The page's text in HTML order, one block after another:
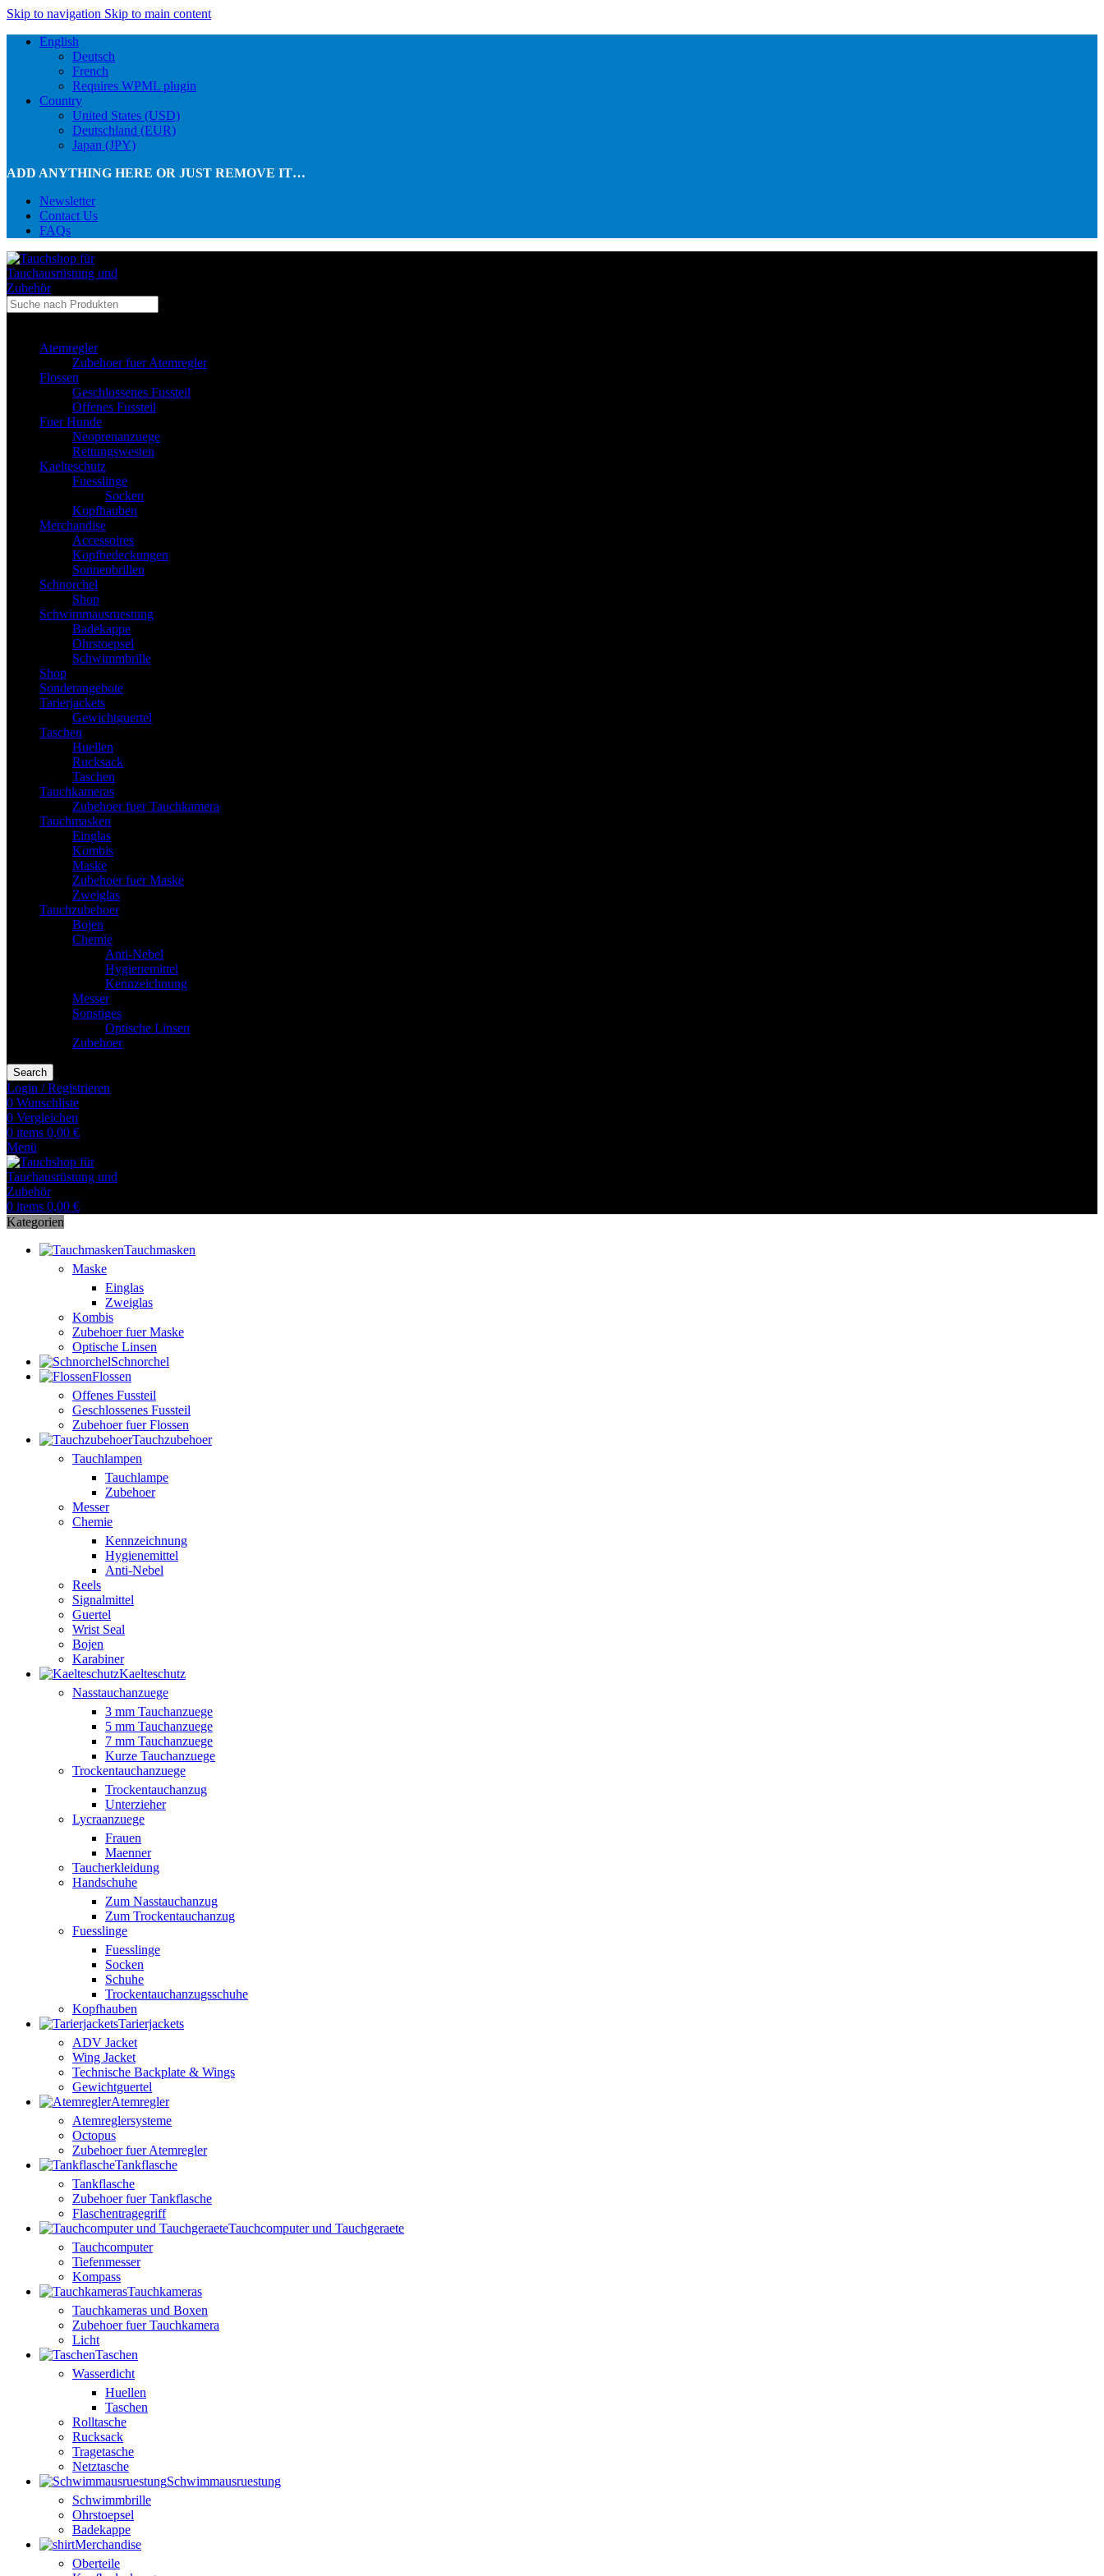
Skip to navigation Skip to main content
English
Deutsch
French
Requires WPML plugin
Country
United States (USD)
Deutschland (EUR)
Japan (JPY)
ADD ANYTHING HERE OR JUST REMOVE IT…
Newsletter
Contact Us
FAQs
Atemregler
Zubehoer fuer Atemregler
Flossen
Geschlossenes Fussteil
Offenes Fussteil
Fuer Hunde
Neoprenanzuege
Rettungswesten
Kaelteschutz
Fuesslinge
Socken
Kopfhauben
Merchandise
Accessoires
Kopfbedeckungen
Sonnenbrillen
Schnorchel
Shop
Schwimmausruestung
Badekappe
Ohrstoepsel
Schwimmbrille
Shop
Sonderangebote
Tarierjackets
Gewichtguertel
Taschen
Huellen
Rucksack
Taschen
Tauchkameras
Zubehoer fuer Tauchkamera
Tauchmasken
Einglas
Kombis
Maske
Zubehoer fuer Maske
Zweiglas
Tauchzubehoer
Bojen
Chemie
Anti-Nebel
Hygienemittel
Kennzeichnung
Messer
Sonstiges
Optische Linsen
Zubehoer
Search
Login / Registrieren
0 Wunschliste
0 Vergleichen
0 items 0,00 €
Menü
0 items 0,00 €
Kategorien
Tauchmasken
Maske
Einglas
Zweiglas
Kombis
Zubehoer fuer Maske
Optische Linsen
Schnorchel
Flossen
Offenes Fussteil
Geschlossenes Fussteil
Zubehoer fuer Flossen
Tauchzubehoer
Tauchlampen
Tauchlampe
Zubehoer
Messer
Chemie
Kennzeichnung
Hygienemittel
Anti-Nebel
Reels
Signalmittel
Guertel
Wrist Seal
Bojen
Karabiner
Kaelteschutz
Nasstauchanzuege
3 mm Tauchanzuege
5 mm Tauchanzuege
7 mm Tauchanzuege
Kurze Tauchanzuege
Trockentauchanzuege
Trockentauchanzug
Unterzieher
Lycraanzuege
Frauen
Maenner
Taucherkleidung
Handschuhe
Zum Nasstauchanzug
Zum Trockentauchanzug
Fuesslinge
Fuesslinge
Socken
Schuhe
Trockentauchanzugsschuhe
Kopfhauben
Tarierjackets
ADV Jacket
Wing Jacket
Technische Backplate & Wings
Gewichtguertel
Atemregler
Atemreglersysteme
Octopus
Zubehoer fuer Atemregler
Tankflasche
Tankflasche
Zubehoer fuer Tankflasche
Flaschentragegriff
Tauchcomputer und Tauchgeraete
Tauchcomputer
Tiefenmesser
Kompass
Tauchkameras
Tauchkameras und Boxen
Zubehoer fuer Tauchkamera
Licht
Taschen
Wasserdicht
Huellen
Taschen
Rolltasche
Rucksack
Tragetasche
Netztasche
Schwimmausruestung
Schwimmbrille
Ohrstoepsel
Badekappe
Merchandise
Oberteile